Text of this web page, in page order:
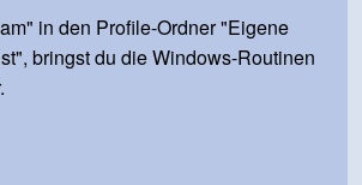
in den Profile-Ordner "Eigene
bringst du die Windows-Routinen